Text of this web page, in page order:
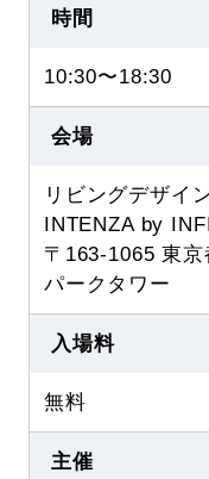
時間
10:30〜18:30
会場
リビングデザイ
INTENZA by
〒163-1065 東
パークタワー
入場料
無料
主催